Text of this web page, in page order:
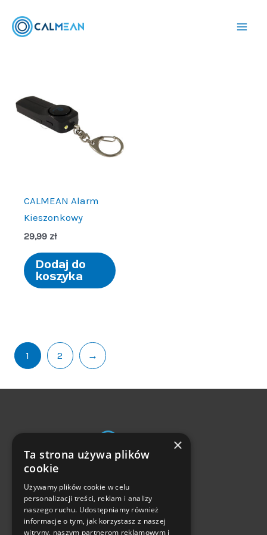
CALMEAN Alarm
Kieszonkowy
29,99 zł
Dodaj do
koszyka
1 2 →
Częste pytania
Formy płatności
Czas i koszty dostawy
×
Ta strona używa plików
cookie
Używamy plików cookie w celu
personalizacji treści, reklam i analizy
naszego ruchu. Udostępniamy również
informacje o tym, jak korzystasz z naszej
witryny, naszym partnerom reklamowym i